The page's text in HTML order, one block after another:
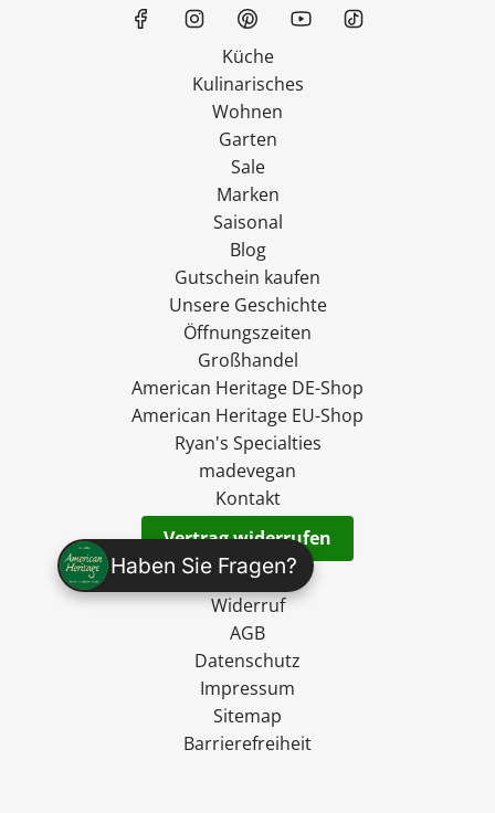
Haben Sie Fragen?
Küche
Kulinarisches
Wohnen
Garten
Sale
Marken
Saisonal
Blog
Gutschein kaufen
Unsere Geschichte
Öffnungszeiten
Großhandel
American Heritage DE-Shop
American Heritage EU-Shop
Ryan's Specialties
madevegan
Kontakt
Vertrag widerrufen
Versand
Widerruf
AGB
Datenschutz
Impressum
Sitemap
Barrierefreiheit